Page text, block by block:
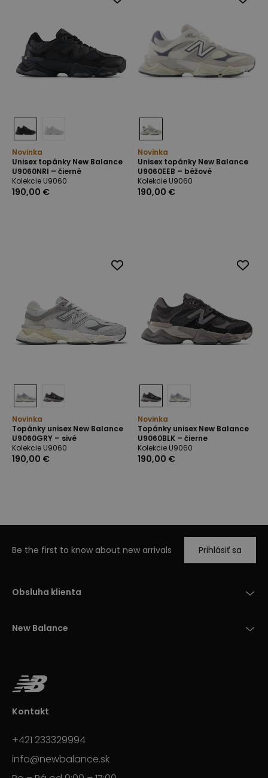
Novinka
Unisex topánky New Balance
U9060NRI – čierné
Kolekcie U9060
190,00 €
Novinka
Unisex topánky New Balance
U9060EEB – béžové
Kolekcie U9060
190,00 €
Novinka
Topánky unisex New Balance
U9060GRY – sivé
Kolekcie U9060
190,00 €
Novinka
Topánky unisex New Balance
U9060BLK – čierne
Kolekcie U9060
190,00 €
Be the first to know about new arrivals Prihlásiť sa
Obsluha klienta
New Balance
Kontakt
+421 233329994
info@newbalance.sk